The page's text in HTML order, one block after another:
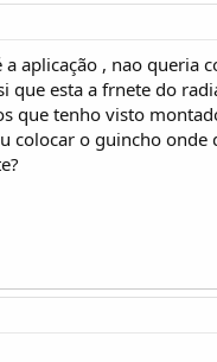
aplicação , nao queria
esta a frnete do
que tenho visto
colocar o guincho onde